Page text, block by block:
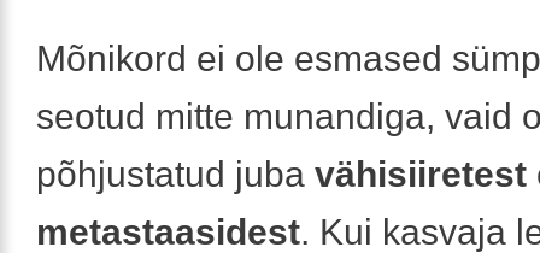
Mõnikord ei ole esmased
seotud mitte munandiga, vaid
põhjustatud juba vähisiiretest
metastaasidest. Kui kasvaja